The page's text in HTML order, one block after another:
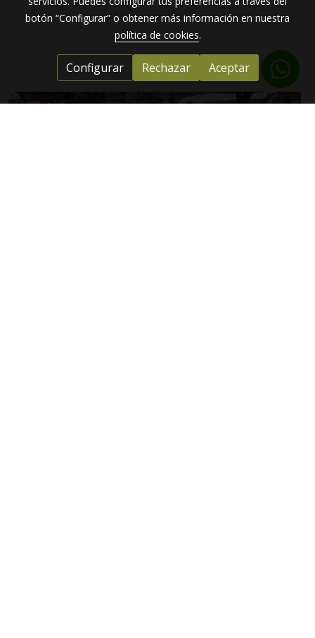
botón “Configurar” o obtener más información en nuestra
política de cookies.
Configurar Rechazar Aceptar